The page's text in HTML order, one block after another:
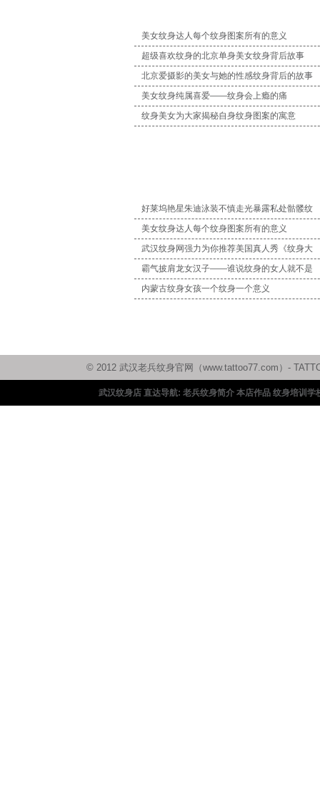
美女纹身达人每个纹身图案所有的意义
超级喜欢纹身的北京单身美女纹身背后故事
北京爱摄影的美女与她的性感纹身背后的故事
美女纹身纯属喜爱——纹身会上瘾的痛
纹身美女为大家揭秘自身纹身图案的寓意
好莱坞艳星朱迪泳装不慎走光暴露私处骷髅纹
美女纹身达人每个纹身图案所有的意义
武汉纹身网强力为你推荐美国真人秀《纹身大
霸气披肩龙女汉子——谁说纹身的女人就不是
内蒙古纹身女孩一个纹身一个意义
© 2012 武汉老兵纹身官网（www.tattoo77.com）-
武汉纹身店 直达导航: 老兵纹身简介 本店作品 纹身培训学